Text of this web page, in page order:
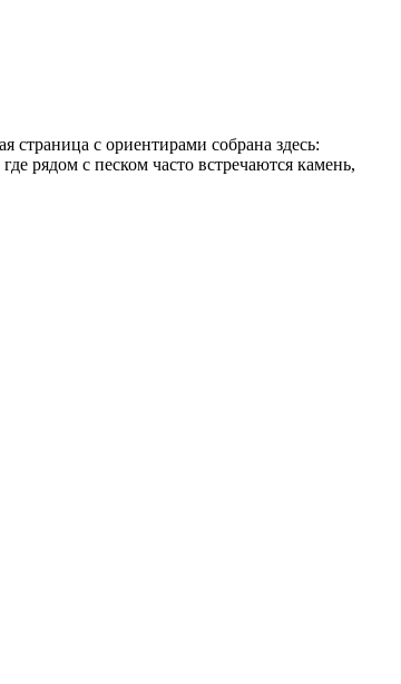
страница с ориентирами собрана здесь:
рядом с песком часто встречаются камень,